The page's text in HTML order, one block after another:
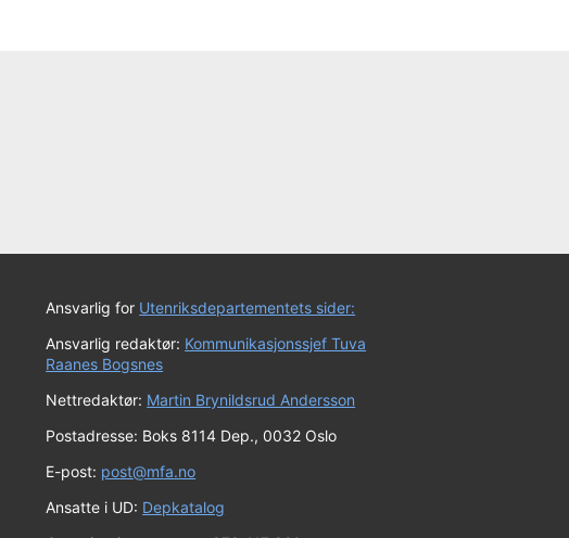
Ansvarlig for Utenriksdepartementets sider:
Ansvarlig redaktør: Kommunikasjonssjef Tuva
Raanes Bogsnes
Nettredaktør: Martin Brynildsrud Andersson
Postadresse: Boks 8114 Dep., 0032 Oslo
E-post: post@mfa.no
Ansatte i UD: Depkatalog